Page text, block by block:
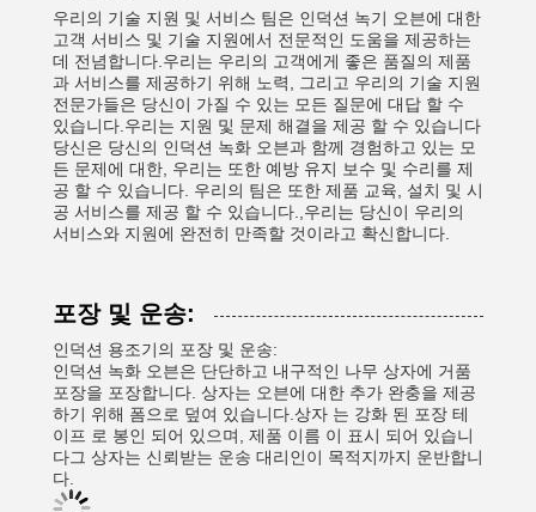
우리의 기술 지원 및 서비스 팀은 인덕션 녹기 오븐에 대한
고객 서비스 및 기술 지원에서 전문적인 도움을 제공하는
데 전념합니다.우리는 우리의 고객에게 좋은 품질의 제품
과 서비스를 제공하기 위해 노력, 그리고 우리의 기술 지원
전문가들은 당신이 가질 수 있는 모든 질문에 대답 할 수
있습니다.우리는 지원 및 문제 해결을 제공 할 수 있습니다
당신은 당신의 인덕션 녹화 오븐과 함께 경험하고 있는 모
든 문제에 대한, 우리는 또한 예방 유지 보수 및 수리를 제
공 할 수 있습니다. 우리의 팀은 또한 제품 교육, 설치 및 시
공 서비스를 제공 할 수 있습니다.,우리는 당신이 우리의
서비스와 지원에 완전히 만족할 것이라고 확신합니다.
포장 및 운송:
인덕션 용조기의 포장 및 운송:
인덕션 녹화 오븐은 단단하고 내구적인 나무 상자에 거품
포장을 포장합니다. 상자는 오븐에 대한 추가 완충을 제공
하기 위해 폼으로 덮여 있습니다.상자 는 강화 된 포장 테
이프 로 봉인 되어 있으며, 제품 이름 이 표시 되어 있습니
다그 상자는 신뢰받는 운송 대리인이 목적지까지 운반합니
다.